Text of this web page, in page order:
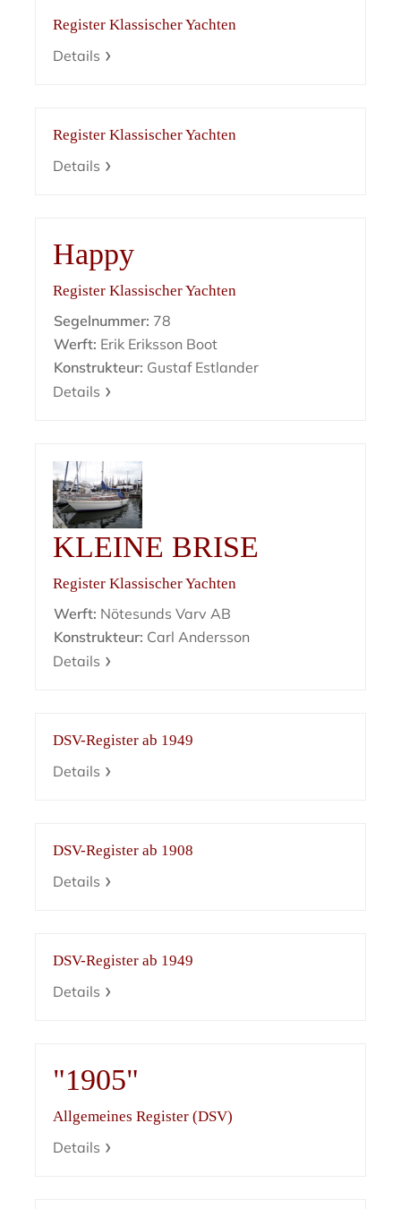
Register Klassischer Yachten
Details
Register Klassischer Yachten
Details
Happy
Register Klassischer Yachten
Segelnummer: 78
Werft: Erik Eriksson Boot
Konstrukteur: Gustaf Estlander
Details
KLEINE BRISE
Register Klassischer Yachten
Werft: Nötesunds Varv AB
Konstrukteur: Carl Andersson
Details
DSV-Register ab 1949
Details
DSV-Register ab 1908
Details
DSV-Register ab 1949
Details
"1905"
Allgemeines Register (DSV)
Details